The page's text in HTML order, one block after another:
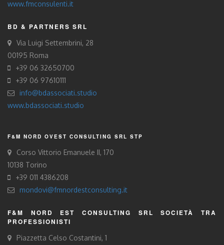
www.fmconsulenti.it
BD & PARTNERS SRL
Via Luigi Settembrini, 28
00195 Roma
+39 06 32650700
+39 06 97610111
info@bdassociati.studio
www.bdassociati.studio
F&M NORD OVEST CONSULTING SRL STP
Corso Vittorio Emanuele II, 170
10138 Torino
+39 011 4386208
mondovi@fmnordestconsulting.it
F&M NORD EST CONSULTING SRL SOCIETÀ TRA
PROFESSIONISTI
Piazzetta Celso Costantini, 1